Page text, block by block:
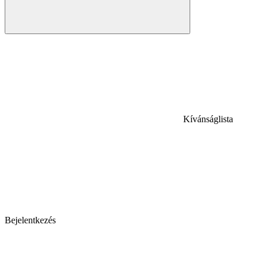
Kívánságlista
Bejelentkezés